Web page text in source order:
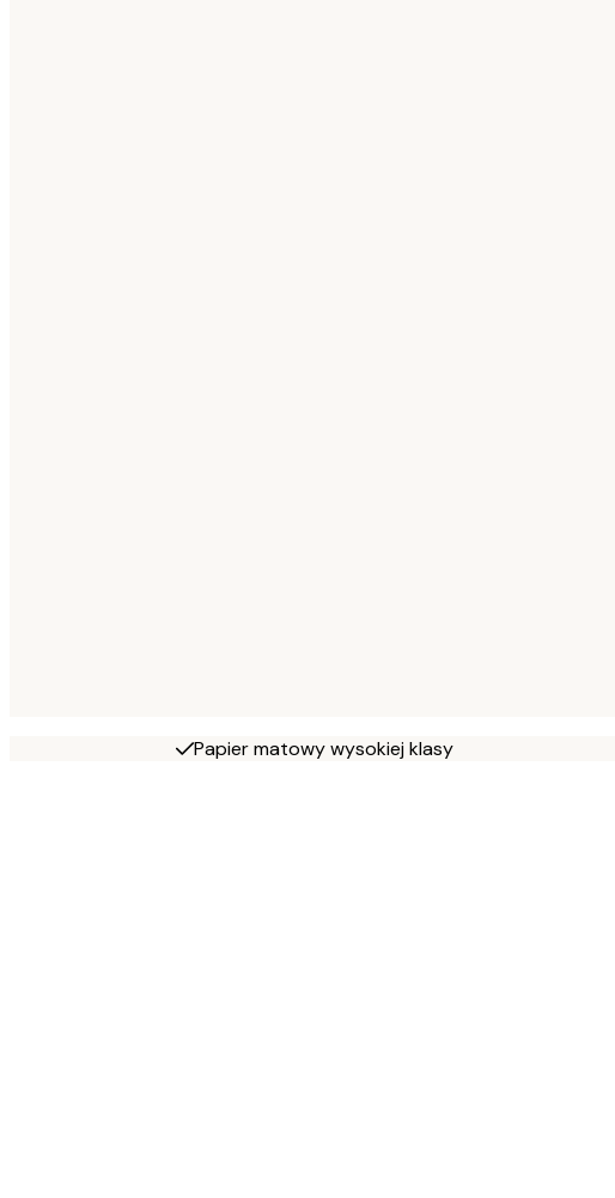
Papier matowy wysokiej klasy